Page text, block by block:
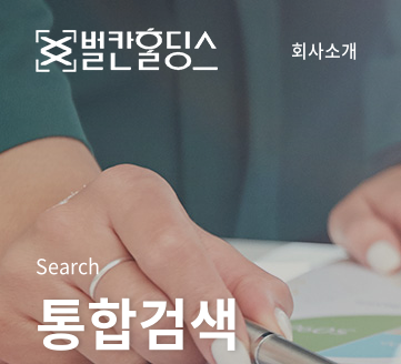
회사소개
Search
통합검색